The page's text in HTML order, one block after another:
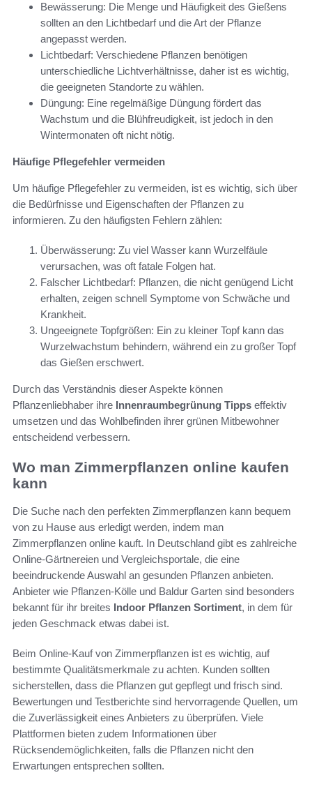
Bewässerung: Die Menge und Häufigkeit des Gießens
sollten an den Lichtbedarf und die Art der Pflanze
angepasst werden.
Lichtbedarf: Verschiedene Pflanzen benötigen
unterschiedliche Lichtverhältnisse, daher ist es wichtig,
die geeigneten Standorte zu wählen.
Düngung: Eine regelmäßige Düngung fördert das
Wachstum und die Blühfreudigkeit, ist jedoch in den
Wintermonaten oft nicht nötig.
Häufige Pflegefehler vermeiden
Um häufige Pflegefehler zu vermeiden, ist es wichtig, sich über
die Bedürfnisse und Eigenschaften der Pflanzen zu
informieren. Zu den häufigsten Fehlern zählen:
Überwässerung: Zu viel Wasser kann Wurzelfäule
verursachen, was oft fatale Folgen hat.
Falscher Lichtbedarf: Pflanzen, die nicht genügend Licht
erhalten, zeigen schnell Symptome von Schwäche und
Krankheit.
Ungeeignete Topfgrößen: Ein zu kleiner Topf kann das
Wurzelwachstum behindern, während ein zu großer Topf
das Gießen erschwert.
Durch das Verständnis dieser Aspekte können
Pflanzenliebhaber ihre Innenraumbegrünung Tipps effektiv
umsetzen und das Wohlbefinden ihrer grünen Mitbewohner
entscheidend verbessern.
Wo man Zimmerpflanzen online kaufen
kann
Die Suche nach den perfekten Zimmerpflanzen kann bequem
von zu Hause aus erledigt werden, indem man
Zimmerpflanzen online kauft. In Deutschland gibt es zahlreiche
Online-Gärtnereien und Vergleichsportale, die eine
beeindruckende Auswahl an gesunden Pflanzen anbieten.
Anbieter wie Pflanzen-Kölle und Baldur Garten sind besonders
bekannt für ihr breites Indoor Pflanzen Sortiment, in dem für
jeden Geschmack etwas dabei ist.
Beim Online-Kauf von Zimmerpflanzen ist es wichtig, auf
bestimmte Qualitätsmerkmale zu achten. Kunden sollten
sicherstellen, dass die Pflanzen gut gepflegt und frisch sind.
Bewertungen und Testberichte sind hervorragende Quellen, um
die Zuverlässigkeit eines Anbieters zu überprüfen. Viele
Plattformen bieten zudem Informationen über
Rücksendemöglichkeiten, falls die Pflanzen nicht den
Erwartungen entsprechen sollten.